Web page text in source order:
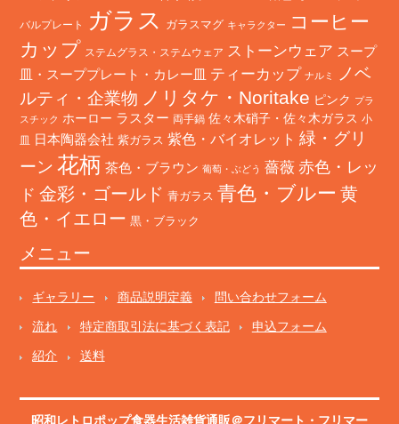
バルプレート ガラス ガラスマグ キャラクター
コーヒー
カップ ステムグラス・ステムウェア ストーンウェア スープ
皿・スーププレート・カレー皿 ティーカップ ナルミ
ノベ
ルティ・企業物 ノリタケ・Noritake ピンク プラ
スチック ホーロー ラスター 両手鍋 佐々木硝子・佐々木ガラス 小
皿
日本陶器会社 紫ガラス 紫色・バイオレット 緑・グリ
ーン 花柄 茶色・ブラウン 葡萄・ぶどう 薔薇 赤色・レッ
ド 金彩・ゴールド 青ガラス 青色・ブルー 黄
色・イエロー 黒・ブラック
メニュー
ギャラリー 商品説明定義 問い合わせフォーム
流れ 特定商取引法に基づく表記 申込フォーム
紹介 送料
昭和レトロポップ食器生活雑貨通販＠フリマート ・ フリマー